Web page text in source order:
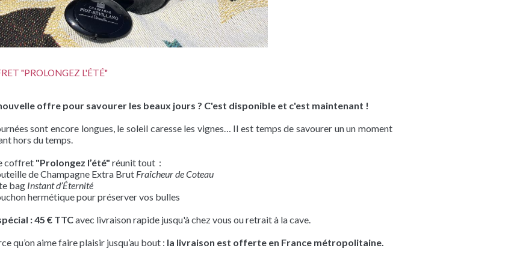
des cookies
"PROLONGEZ L'ÉTÉ"
offre pour savourer les beaux jours ? C'est disponible et c'est maintenant !
sont encore longues, le soleil caresse les vignes… Il est temps de savourer un un moment
hors du temps.
coffret "Prolongez l’été" réunit tout :
de Champagne Extra Brut Fraîcheur de Coteau
bag Instant d’Éternité
hermétique pour préserver vos bulles
: 45 € TTCavec livraison rapide jusqu'à chez vous ou retrait à la cave.
qu’on aime faire plaisir jusqu’au bout : la livraison est offerte en France métropolitaine.